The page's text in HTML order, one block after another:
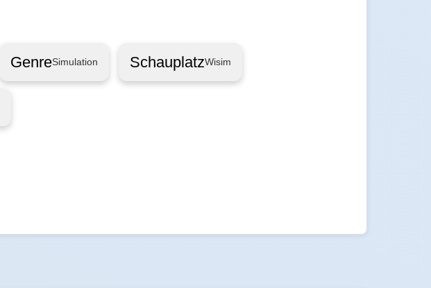
GenreSimulation SchauplatzWisim